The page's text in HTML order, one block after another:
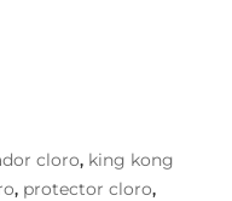
cloro, king kong
, protector cloro,